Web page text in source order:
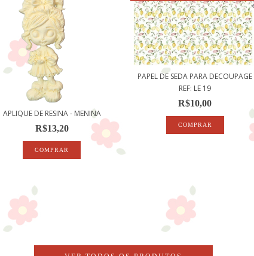
APLIQUE DE RESINA - MENINA
R$13,20
PAPEL DE SEDA PARA DECOUPAGE
REF: LE 19
R$10,00